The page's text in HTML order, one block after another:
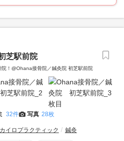
芝駅前院
！@Ohana接骨院／鍼灸院 初芝駅前院
32件 写真 28枚
カイロプラクティック 鍼灸